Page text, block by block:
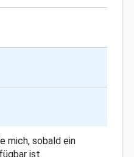
mich, sobald ein
ist.